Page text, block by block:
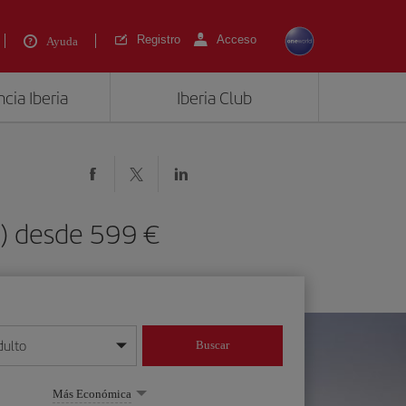
Ayuda Registro Acceso
Iberia Iberia Club
desde 599 €
mes/año
Buscar
Más Económica